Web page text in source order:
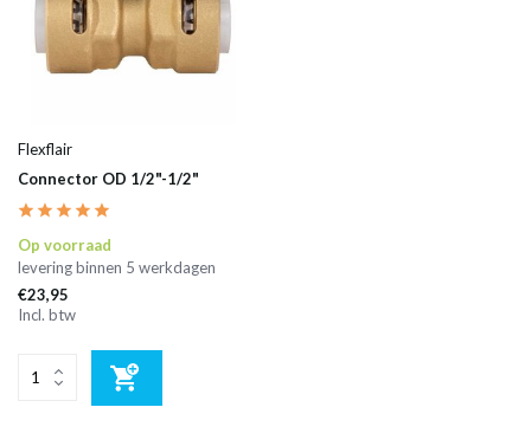
Flexflair
Connector OD 1/2"-1/2"
Op voorraad
levering binnen 5 werkdagen
€23,95
Incl. btw